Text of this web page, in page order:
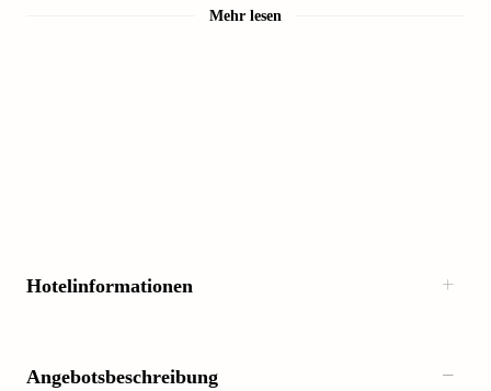
Mehr lesen
Hotelinformationen
Angebotsbeschreibung